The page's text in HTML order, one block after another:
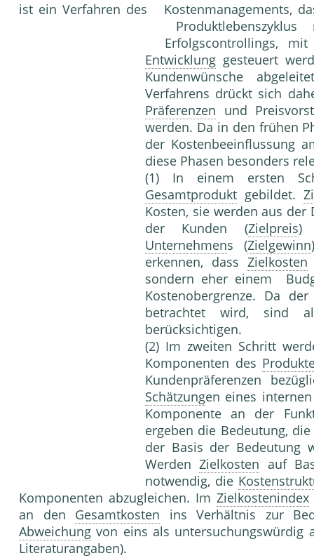
ist ein Verfahren des Kostenmanagements,
Erfolgscontrollings,
Entwicklung gesteuert
Kundenwünsche
Verfahrens drückt sich
Präferenzen und
werden. Da in den frühen
der Kostenbeeinflussung
diese Phasen besonders
(1) In einem ersten
Gesamtprodukt gebildet.
Kosten, sie werden aus der
der Kun­den (Zielpreis)
Unternehmens (Zielgewinn
erkennen, dass Zielkosten
sondern eher einem
Kostenobergrenze. Da
betrachtet wird, sind
berücksichtigen.
(2) Im zweiten Schritt
Komponenten des
Kundenpräferenzen
Schätzungen eines
Komponente an der
ergeben die Bedeutung,
der Basis der Bedeutung
WerdenZielkosten auf
notwendig, die
Komponenten abzugleichen. Im Zielkostenindex
an den Gesamtkosten ins Verhältnis zur
Abweichung von eins als
Literaturangaben).